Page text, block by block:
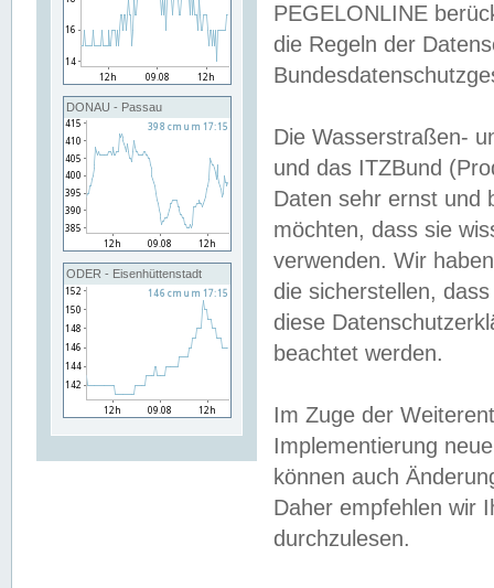
DONAU - Passau
ODER - Eisenhüttenstadt
PEGELONLINE
die Regeln der
Die Wasserstraßen-
und das ITZBund
Daten sehr ernst und
möchten, dass sie
verwenden. Wir
die sicherstellen,
diese
beachtet werden.
Im Zuge der
Implementierung
können auch
Daher empfehlen wir
durchzulesen.